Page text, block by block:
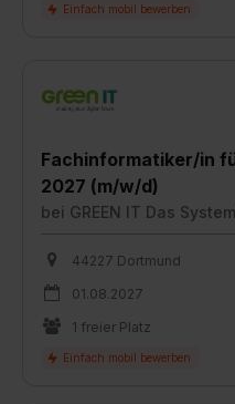
Fachinformatiker/in
2027 (m/w/d)
bei GREEN IT Das
44227 Dortmund
01.08.2027
1 freier Platz